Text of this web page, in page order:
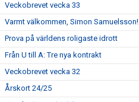
Veckobrevet vecka 33
Varmt välkommen, Simon Samuelsson!
Prova på världens roligaste idrott
Från U till A: Tre nya kontrakt
Veckobrevet vecka 32
Årskort 24/25